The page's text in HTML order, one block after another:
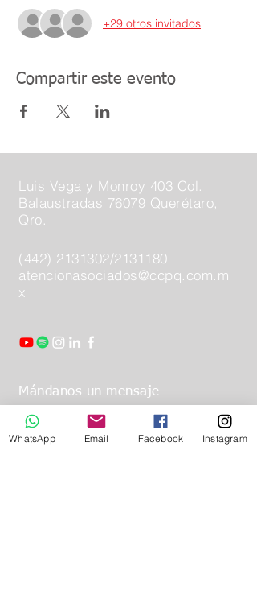
+29 otros invitados
Compartir este evento
Luis Vega y Monroy 403 Col.
Balaustradas 76079 Querétaro,
Qro.
(442) 2131302/2131180
atencionasociados@ccpq.com.m
x
Mándanos un mensaje
WhatsApp Email Facebook Instagram